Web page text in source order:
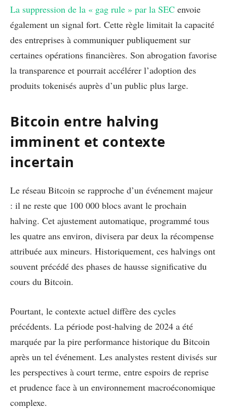
La suppression de la « gag rule » par la SEC envoie
également un signal fort. Cette règle limitait la capacité
des entreprises à communiquer publiquement sur
certaines opérations financières. Son abrogation favorise
la transparence et pourrait accélérer l’adoption des
produits tokenisés auprès d’un public plus large.
Bitcoin entre halving
imminent et contexte
incertain
Le réseau Bitcoin se rapproche d’un événement majeur
: il ne reste que 100 000 blocs avant le prochain
halving. Cet ajustement automatique, programmé tous
les quatre ans environ, divisera par deux la récompense
attribuée aux mineurs. Historiquement, ces halvings ont
souvent précédé des phases de hausse significative du
cours du Bitcoin.
Pourtant, le contexte actuel diffère des cycles
précédents. La période post-halving de 2024 a été
marquée par la pire performance historique du Bitcoin
après un tel événement. Les analystes restent divisés sur
les perspectives à court terme, entre espoirs de reprise
et prudence face à un environnement macroéconomique
complexe.